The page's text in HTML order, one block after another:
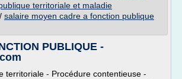
territoriale et maladie
/ salaire moyen cadre a fonction publique
PUBLIQUE -
territoriale - Procédure contentieuse -